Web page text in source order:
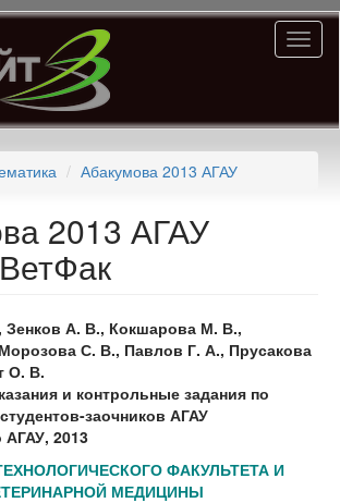
Абакумова 2013 АГАУ
2013 АГАУ
Зенков А. В., Кокшарова М. В.,
С. В., Павлов Г. А., Прусакова
О. В.
и контрольные задания по
заочников АГАУ
2013
ФАКУЛЬТЕТА И
МЕДИЦИНЫ